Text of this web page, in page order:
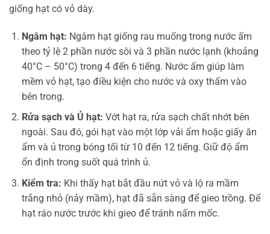
giống hạt có vỏ dày.
Ngâm hạt: Ngâm hạt giống rau muống trong nước ấm
theo tỷ lệ 2 phần nước sôi và 3 phần nước lạnh (khoảng
40°C – 50°C) trong 4 đến 6 tiếng. Nước ấm giúp làm
mềm vỏ hạt, tạo điều kiện cho nước và oxy thấm vào
bên trong.
Rửa sạch và Ủ hạt: Vớt hạt ra, rửa sạch chất nhớt bên
ngoài. Sau đó, gói hạt vào một lớp vải ẩm hoặc giấy ăn
ẩm và ủ trong bóng tối từ 10 đến 12 tiếng. Giữ độ ẩm
ổn định trong suốt quá trình ủ.
Kiểm tra: Khi thấy hạt bắt đầu nứt vỏ và lộ ra mầm
trắng nhỏ (nảy mầm), hạt đã sẵn sàng để gieo trồng. Để
hạt ráo nước trước khi gieo để tránh nấm mốc.